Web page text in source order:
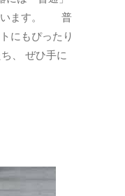
います。 普
にもぴったり
、 ぜひ手に